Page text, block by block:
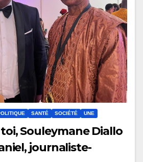
SANTÉ SOCIÉTÉ UNE
Souleymane Diallo
journaliste-